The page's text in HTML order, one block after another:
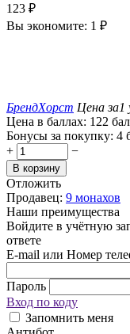
123 ₽
Вы экономите: 1 ₽
БрендХорст Цена за1
Цена в баллах: 122
Бонусы за покупку: 4
+
−
В корзину
Отложить
Продавец: 9 монахов
Наши преимущества
Войдите в учётную
ответе
E-mail или Номер
Пароль
Вход по коду
Запомнить меня